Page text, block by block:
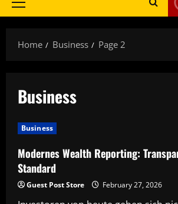
Primary
Home Business Page 2
Business
Business
Modernes Wealth Reporting:
Standard
Guest Post Store February 27, 2026